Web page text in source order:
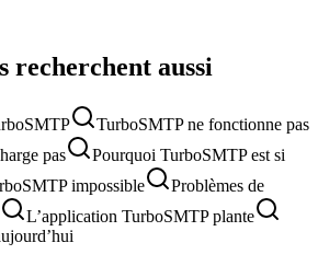
recherchent aussi
TurboSMTP ne fonctionne pas
pas
Pourquoi TurboSMTP est si
impossible
Problèmes de
L’application TurboSMTP plante